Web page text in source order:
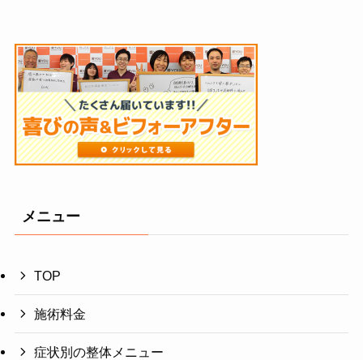
メニュー
TOP
施術料金
症状別の整体メニュー